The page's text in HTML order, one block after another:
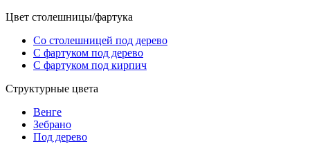
Цвет столешницы/фартука
Со столешницей под дерево
С фартуком под дерево
С фартуком под кирпич
Структурные цвета
Венге
Зебрано
Под дерево